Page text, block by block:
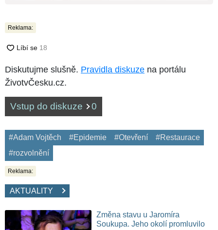
Reklama:
Diskutujme slušně. Pravidla diskuze na portálu
ŽivotvČesku.cz.
Vstup do diskuze 0
#Adam Vojtěch #Epidemie #Otevření
#Restaurace
#rozvolnění
Reklama:
AKTUALITY
Změna stavu u Jaromíra
Soukupa. Jeho okolí promluvilo